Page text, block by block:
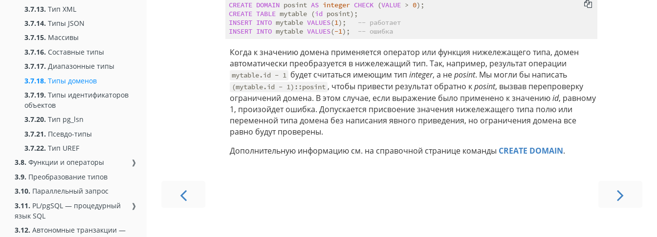
3.7.13. Тип XML
3.7.14. Типы JSON
3.7.15. Массивы
3.7.16. Составные типы
3.7.17. Диапазонные типы
3.7.18. Типы доменов
3.7.19. Типы идентификаторов
объектов
3.7.20. Тип pg_lsn
3.7.21. Псевдо-типы
3.7.22. Тип UREF
3.8. Функции и операторы
❱
3.9. Преобразование типов
3.10. Параллельный запрос
3.11. PL/pgSQL — процедурный
язык SQL
❱
3.12. Автономные транзакции —
CREATE DOMAIN posint AS integer CHECK (VALUE > 0
CREATE TABLE mytable (id
INSERT INTO mytable VALUES(1); -- работает
INSERT INTO mytable VALUES(-1); -- ошибка
Когда к значению домена применяется оператор или функция нижележащего типа, домен
автоматически преобразуется в нижележащий тип. Так, например, результат операции
mytable.id - 1 будет считаться имеющим типinteger, а неposint. Мы могли бы написать
(mytable.id - 1)::posint , чтобы привести результат обратно кposint, вызвав перепроверку
ограничений домена. В этом случае, если выражение было применено к значениюid, равному
1, произойдет ошибка. Допускается присвоение значения нижележащего типа полю или
переменной типа домена без написания явного приведения, но ограничения домена все
равно будут проверены.
Дополнительную информацию см. на справочной странице команды CREATE DOMAIN.